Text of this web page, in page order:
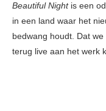
Beautiful Nightis een
in een land waar het
bedwang houdt. Dat
terug live aan het werk